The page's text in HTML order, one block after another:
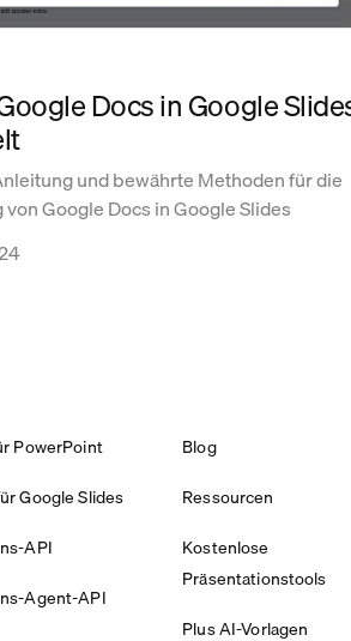
Docs in Google
und bewährte Methoden für die
Google Docs in Google Slides
PowerPoint
Google Slides
API
Agent-API
Blog
Ressourcen
Kostenlose
Präsentationstools
Plus AI-Vorlagen